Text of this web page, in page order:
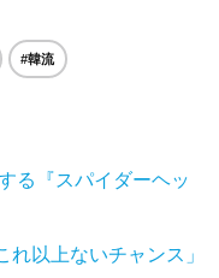
#韓流
る『スパイダーヘッ
以上ないチャンス」